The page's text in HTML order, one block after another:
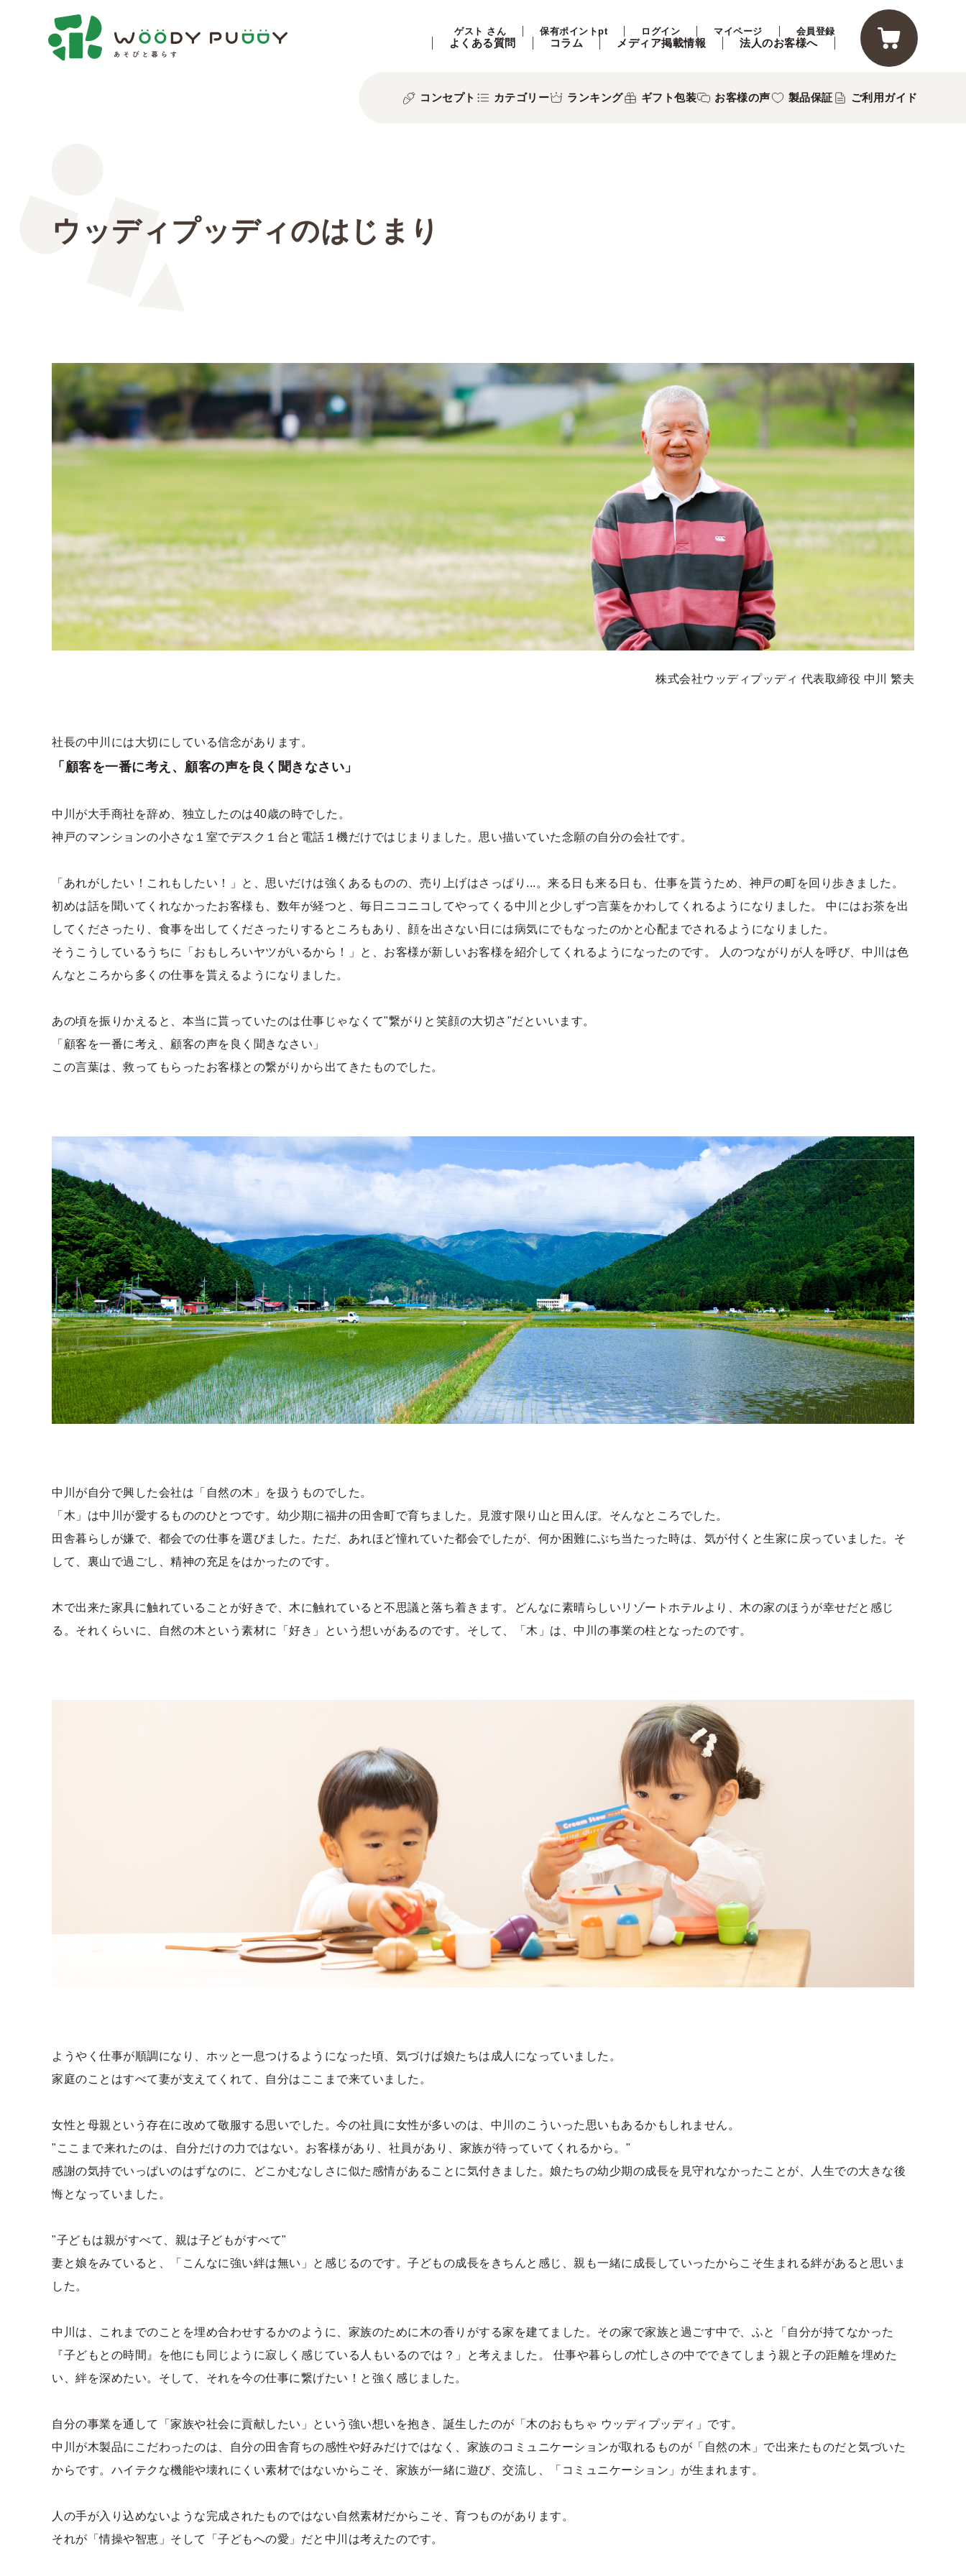
ゲスト さん 保有ポイントpt ログイン マイページ 会員登録
よくある質問 コラム メディア掲載情報 法人のお客様へ
コンセプト カテゴリー ランキング ギフト包装 お客様の声 製品保証 ご利用ガイド
ウッディプッディのはじまり
株式会社ウッディプッディ 代表取締役 中川 繁夫
社長の中川には大切にしている信念があります。
「顧客を一番に考え、顧客の声を良く聞きなさい」
中川が大手商社を辞め、独立したのは40歳の時でした。
神戸のマンションの小さな１室でデスク１台と電話１機だけではじまりました。思い描いていた念願の自分の会社です。
「あれがしたい！これもしたい！」と、思いだけは強くあるものの、売り上げはさっぱり...。来る日も来る日も、仕事を貰うため、神戸の町を回り歩きました。
初めは話を聞いてくれなかったお客様も、数年が経つと、毎日ニコニコしてやってくる中川と少しずつ言葉をかわしてくれるようになりました。 中にはお茶を出
してくださったり、食事を出してくださったりするところもあり、顔を出さない日には病気にでもなったのかと心配までされるようになりました。
そうこうしているうちに「おもしろいヤツがいるから！」と、お客様が新しいお客様を紹介してくれるようになったのです。 人のつながりが人を呼び、中川は色
んなところから多くの仕事を貰えるようになりました。
あの頃を振りかえると、本当に貰っていたのは仕事じゃなくて"繋がりと笑顔の大切さ"だといいます。
「顧客を一番に考え、顧客の声を良く聞きなさい」
この言葉は、救ってもらったお客様との繋がりから出てきたものでした。
中川が自分で興した会社は「自然の木」を扱うものでした。
「木」は中川が愛するもののひとつです。幼少期に福井の田舎町で育ちました。見渡す限り山と田んぼ。そんなところでした。
田舎暮らしが嫌で、都会での仕事を選びました。ただ、あれほど憧れていた都会でしたが、何か困難にぶち当たった時は、気が付くと生家に戻っていました。そ
して、裏山で過ごし、精神の充足をはかったのです。
木で出来た家具に触れていることが好きで、木に触れていると不思議と落ち着きます。どんなに素晴らしいリゾートホテルより、木の家のほうが幸せだと感じ
る。それくらいに、自然の木という素材に「好き」という想いがあるのです。そして、「木」は、中川の事業の柱となったのです。
ようやく仕事が順調になり、ホッと一息つけるようになった頃、気づけば娘たちは成人になっていました。
家庭のことはすべて妻が支えてくれて、自分はここまで来ていました。
女性と母親という存在に改めて敬服する思いでした。今の社員に女性が多いのは、中川のこういった思いもあるかもしれません。
"ここまで来れたのは、自分だけの力ではない。お客様があり、社員があり、家族が待っていてくれるから。"
感謝の気持でいっぱいのはずなのに、どこかむなしさに似た感情があることに気付きました。娘たちの幼少期の成長を見守れなかったことが、人生での大きな後
悔となっていました。
"子どもは親がすべて、親は子どもがすべて"
妻と娘をみていると、「こんなに強い絆は無い」と感じるのです。子どもの成長をきちんと感じ、親も一緒に成長していったからこそ生まれる絆があると思いま
した。
中川は、これまでのことを埋め合わせするかのように、家族のために木の香りがする家を建てました。その家で家族と過ごす中で、ふと「自分が持てなかった
『子どもとの時間』を他にも同じように寂しく感じている人もいるのでは？」と考えました。 仕事や暮らしの忙しさの中でできてしまう親と子の距離を埋めた
い、絆を深めたい。そして、それを今の仕事に繋げたい！と強く感じました。
自分の事業を通して「家族や社会に貢献したい」という強い想いを抱き、誕生したのが「木のおもちゃ ウッディプッディ」です。
中川が木製品にこだわったのは、自分の田舎育ちの感性や好みだけではなく、家族のコミュニケーションが取れるものが「自然の木」で出来たものだと気づいた
からです。ハイテクな機能や壊れにくい素材ではないからこそ、家族が一緒に遊び、交流し、「コミュニケーション」が生まれます。
人の手が入り込めないような完成されたものではない自然素材だからこそ、育つものがあります。
それが「情操や智恵」そして「子どもへの愛」だと中川は考えたのです。